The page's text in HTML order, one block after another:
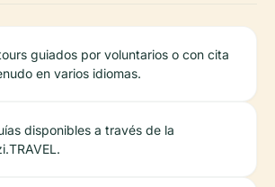
guiados por voluntarios o con cita
en varios idiomas.
disponibles a través de la